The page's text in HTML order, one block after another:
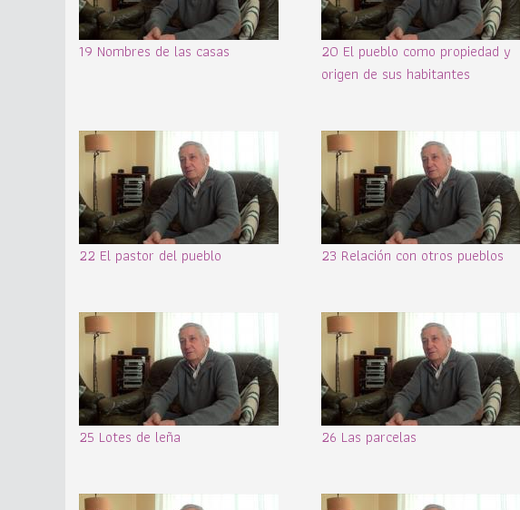
19 Nombres de las casas
20 El pueblo como propiedad y
origen de sus habitantes
22 El pastor del pueblo 23 Relación con otros pueblos
25 Lotes de leña 26 Las parcelas